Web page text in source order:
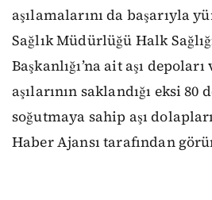
aşılamalarını da başarıyla
Sağlık Müdürlüğü Halk
Başkanlığı’na ait aşı
aşılarının saklandığı eksi 80
soğutmaya sahip aşı
Haber Ajansı tarafından